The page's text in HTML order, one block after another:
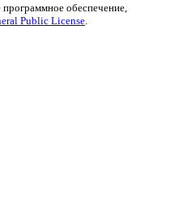
программное обеспечение,
Public License